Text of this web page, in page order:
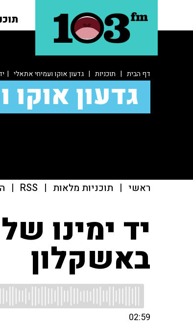
דף הבית | תוכניות | גדעון אוקו ועמיחי אתאלי |
גדעון
ראשי | תוכניות מלאות |
RSS
|
יד ימינו
באשקלון
02:59